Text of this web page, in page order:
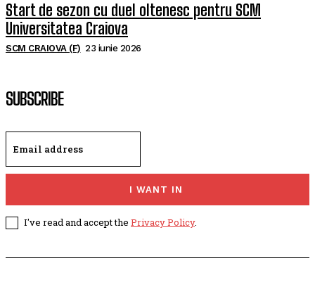
Start de sezon cu duel oltenesc pentru SCM
Universitatea Craiova
SCM CRAIOVA (F) 23 iunie 2026
SUBSCRIBE
I WANT IN
I've read and accept the Privacy Policy.